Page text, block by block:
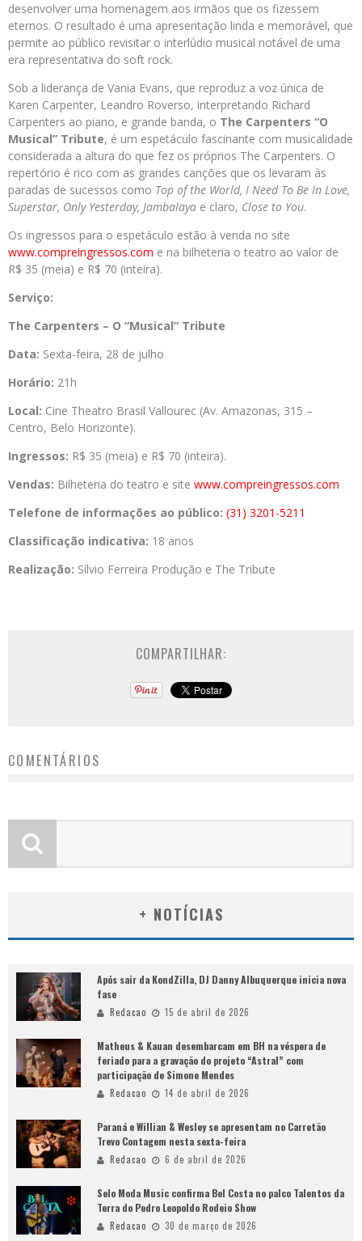
desenvolver uma homenagem aos irmãos que os fizessem
eternos. O resultado é uma apresentação linda e memorável, que
permite ao público revisitar o interlúdio musical notável de uma
era representativa do soft rock.
Sob a liderança de Vania Evans, que reproduz a voz única de
Karen Carpenter, Leandro Roverso, interpretando Richard
Carpenters ao piano, e grande banda, o The Carpenters “O
Musical” Tribute, é um espetáculo fascinante com musicalidade
considerada a altura do que fez os próprios The Carpenters. O
repertório é rico com as grandes canções que os levaram às
paradas de sucessos como Top of the World, I Need To Be In Love,
Superstar, Only Yesterday, Jambalaya e claro, Close to You.
Os ingressos para o espetáculo estão à venda no site
www.compreingressos.com e na bilheteria o teatro ao valor de
R$ 35 (meia) e R$ 70 (inteira).
Serviço:
The Carpenters – O “Musical” Tribute
Data: Sexta-feira, 28 de julho
Horário: 21h
Local: Cine Theatro Brasil Vallourec (Av. Amazonas, 315 –
Centro, Belo Horizonte).
Ingressos: R$ 35 (meia) e R$ 70 (inteira).
Vendas: Bilheteria do teatro e site www.compreingressos.com
Telefone de informações ao público: (31) 3201-5211
Classificação indicativa: 18 anos
Realização: Sílvio Ferreira Produção e The Tribute
COMPARTILHAR:
COMENTÁRIOS
+ NOTÍCIAS
Após sair da KondZilla, DJ Danny Albuquerque inicia nova
fase
Redacao 15 de abril de 2026
Matheus & Kauan desembarcam em BH na véspera de
feriado para a gravação do projeto “Astral” com
participação de Simone Mendes
Redacao 14 de abril de 2026
Paraná e Willian & Wesley se apresentam no Carretão
Trevo Contagem nesta sexta-feira
Redacao 6 de abril de 2026
Selo Moda Music confirma Bel Costa no palco Talentos da
Terra do Pedro Leopoldo Rodeio Show
Redacao 30 de março de 2026